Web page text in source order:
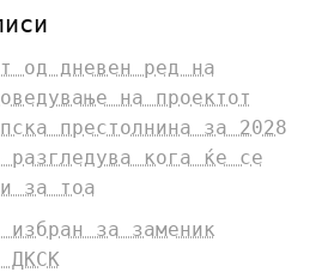
од дневен ред на
на проектот
престолнина за 2028
кога ќе се
за тоа
избран за заменик
ДКСК